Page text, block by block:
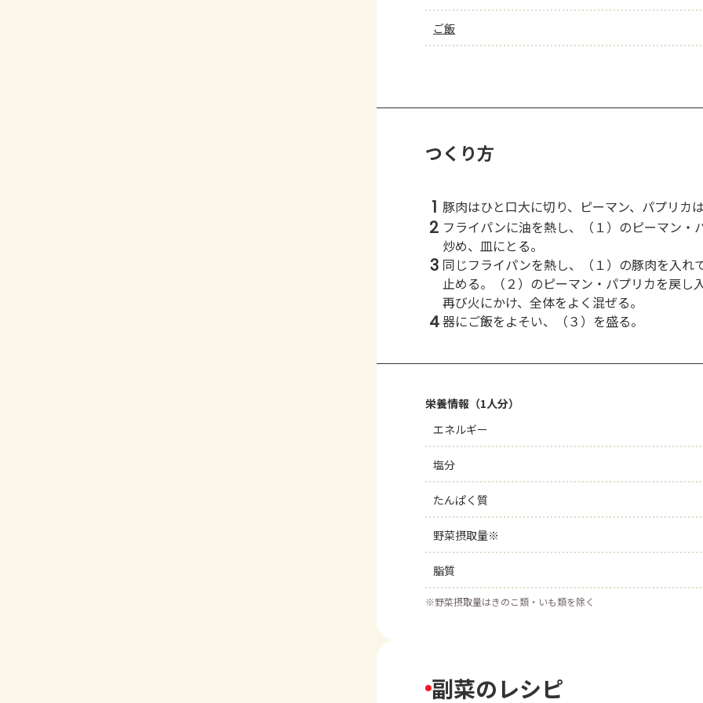
ご飯
つくり方
1 豚肉はひと口大に切り、ピーマン、パプリカ
2 フライパンに油を熱し、（１）のピーマン
炒め、皿にとる。
3 同じフライパンを熱し、（１）の豚肉を入
止める。（２）のピーマン・パプリカを戻
再び火にかけ、全体をよく混ぜる。
4器にご飯をよそい、（３）を盛る。
栄養情報（1人分）
エネルギー
塩分
たんぱく質
野菜摂取量※
脂質
※野菜摂取量はきのこ類・いも類を除く
副菜のレシピ